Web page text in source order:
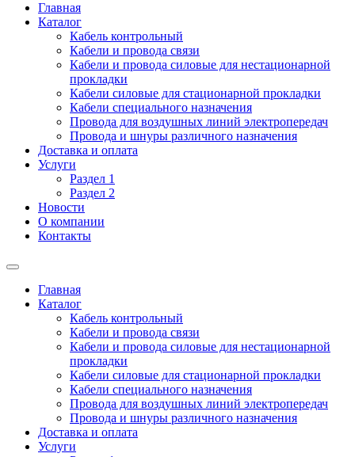
Главная
Каталог
Кабель контрольный
Кабели и провода связи
Кабели и провода силовые для нестационарной
прокладки
Кабели силовые для стационарной прокладки
Кабели специального назначения
Провода для воздушных линий электропередач
Провода и шнуры различного назначения
Доставка и оплата
Услуги
Раздел 1
Раздел 2
Новости
О компании
Контакты
Главная
Каталог
Кабель контрольный
Кабели и провода связи
Кабели и провода силовые для нестационарной
прокладки
Кабели силовые для стационарной прокладки
Кабели специального назначения
Провода для воздушных линий электропередач
Провода и шнуры различного назначения
Доставка и оплата
Услуги